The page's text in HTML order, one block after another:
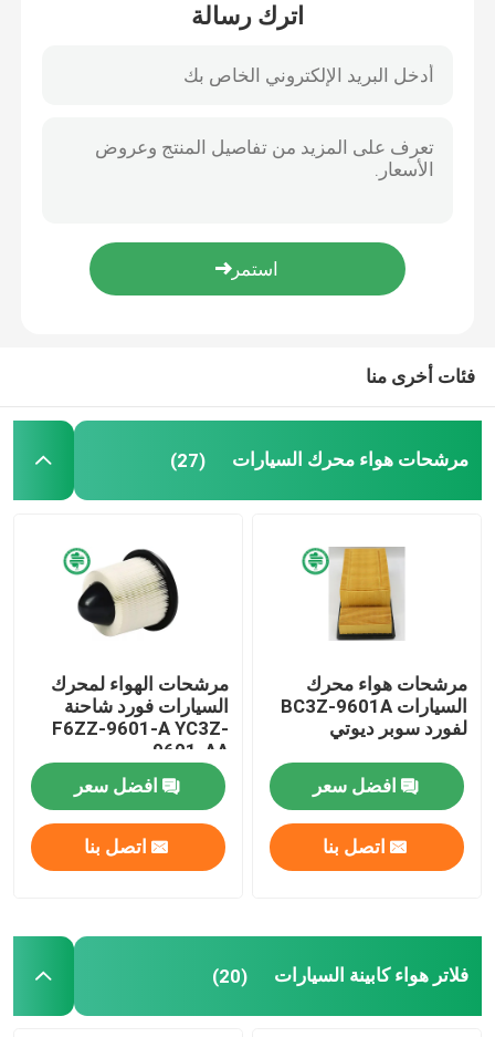
معلومات عنا
اتصل بنا
فلتر وقود السيارات
مرشحات زيت الخرطوشة
تدور على فلاتر الزيت
فلاتر وقود الديزل
مرشحات ناقل الحركة الأوتوماتيكي
فلاتر الخدمة الشاقة
اترك رسالة
فئات أخرى منا
مرشحات هواء محرك السيارات (27)
مرشحات هواء محرك
السيارات BC3Z-9601A
لفورد سوبر ديوتي
افضل سعر
اتصل بنا
مرشحات الهواء لمحرك
السيارات فورد شاحنة
F6ZZ-9601-A YC3Z-
9601-AA
افضل سعر
اتصل بنا
فلاتر هواء كابينة السيارات (20)